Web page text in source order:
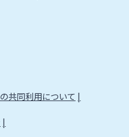
共同利用について